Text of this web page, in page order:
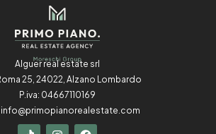
Alguer real estate srl
25, 24022, Alzano Lombardo
P.iva: 04667110169
info@primopianorealestate.com